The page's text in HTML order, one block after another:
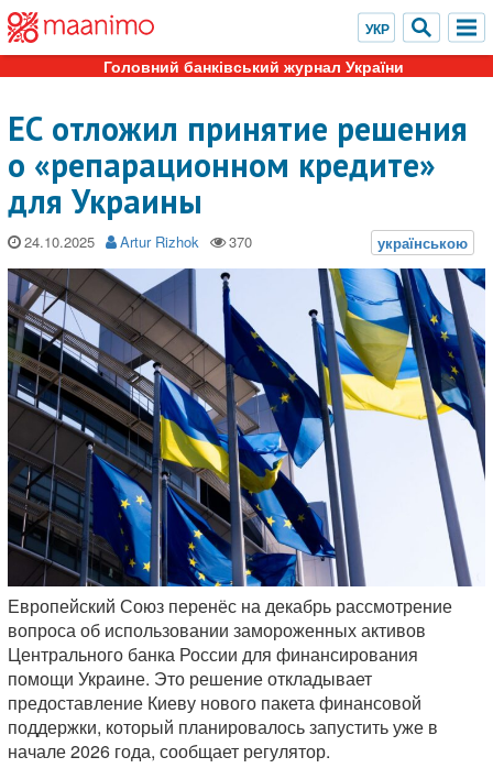
Головний банківський журнал України
ЕС отложил принятие решения
о «репарационном кредите»
для Украины
24.10.2025 Artur Rizhok
Европейский Союз перенёс на декабрь рассмотрение
вопроса об использовании замороженных активов
Центрального банка России для финансирования
помощи Украине. Это решение откладывает
предоставление Киеву нового пакета финансовой
поддержки, который планировалось запустить уже в
начале 2026 года, сообщает регулятор.